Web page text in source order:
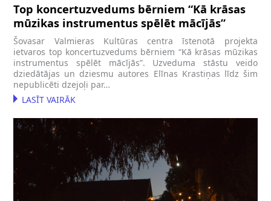
Top koncertuzvedums bērniem “Kā krāsas
mūzikas instrumentus spēlēt mācījās”
Šovasar Valmieras Kultūras centra īstenotā projekta
ietvaros top koncertuzvedums bērniem “Kā krāsas mūzikas
instrumentus spēlēt mācījās”. Uzveduma stāstu veido
dziedātājas un dziesmu autores Elīnas Krastiņas līdz šim
nepublicēti dzejoļi par…
LASĪT VAIRĀK